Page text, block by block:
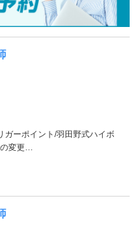
ガーポイント/羽田野式ハイボ
変更…